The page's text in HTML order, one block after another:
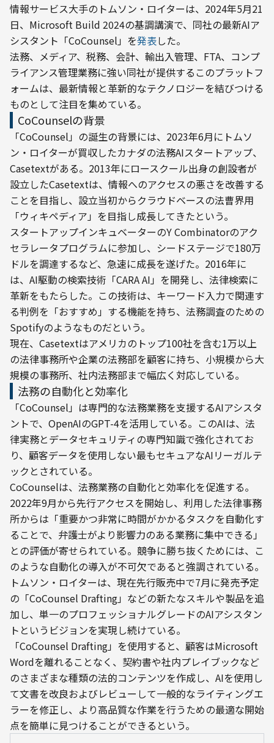
情報サービス大手のトムソン・ロイターは、2024年5月21
日、Microsoft Build 2024の基調講演で、同社の最新AIア
シスタント「CoCounsel」を発表した。
法務、メディア、税務、会計、輸出入管理、FTA、コンプ
ライアンス管理業務に強い同社が提供するこのプラットフ
ォームは、最新情報と革新的なテクノロジーを結びつける
ものとして注目を集めている。
CoCounselの背景
「CoCounsel」の誕生の背景には、2023年6月にトムソ
ン・ロイターが買収したカナダの法務AIスタートアップ、
Casetextがある。2013年にロースクール出身の創設者が
設立したCasetextは、情報へのアクセスの悪さを改善する
ことを目指し、設立当初からクラウドベースの法曹界用
「ウィキペディア」を目指し成長してきたという。
スタートアップインキュベーターのY Combinatorのアク
セラレータプログラムに参加し、シードステージで180万
ドルを調達するなど、急速に成長を遂げた。2016年に
は、AI駆動の検索技術「CARA AI」を開発し、法律検索に
革新をもたらした。この技術は、キーワード入力で関連す
る判例を「おすすめ」する機能を持ち、法務調査のための
Spotifyのようなものだという。
現在、Casetextはアメリカのトップ100社を含む1万以上
の法律事務所や企業の法務部を顧客に持ち、小規模から大
規模の事務所、社内法務部まで幅広く対応している。
法務の自動化と効率化
「CoCounsel」は専門的な法務業務を支援するAIアシスタ
ントで、OpenAIのGPT-4を活用している。このAIは、法
律実務とデータセキュリティの専門知識で強化されてお
り、顧客データを使用しない最もセキュアなAIリーガルテ
ックとされている。
CoCounselは、法務業務の自動化と効率化を促進する。
2022年9月から先行アクセスを開始し、利用した法律事務
所からは「重要かつ非常に時間がかかるタスクを自動化す
ることで、弁護士がより影響力のある業務に集中できる」
との評価が寄せられている。競争に勝ち抜くためには、こ
のような自動化の導入が不可欠であると強調されている。
トムソン・ロイターは、現在先行販売中で7月に発売予定
の「CoCounsel Drafting」などの新たなスキルや製品を追
加し、単一のプロフェッショナルグレードのAIアシスタン
トというビジョンを実現し続けている。
「CoCounsel Drafting」を使用すると、顧客はMicrosoft
Wordを離れることなく、契約書や社内プレイブックなど
のさまざまな種類の法的コンテンツを作成し、AIを使用し
て文書を改良およびレビューして一般的なライティングエ
ラーを修正し、より高品質な作業を行うための最適な開始
点を簡単に見つけることができる​という。